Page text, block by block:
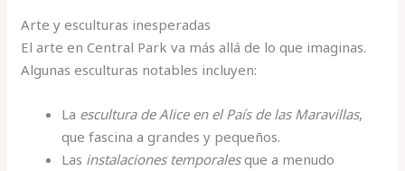
Arte y esculturas inesperadas
El arte en Central Park va más allá de lo que imaginas.
Algunas esculturas notables incluyen:
La escultura de Alice en el País de las Maravillas,
que fascina a grandes y pequeños.
Las instalaciones temporalesque a menudo